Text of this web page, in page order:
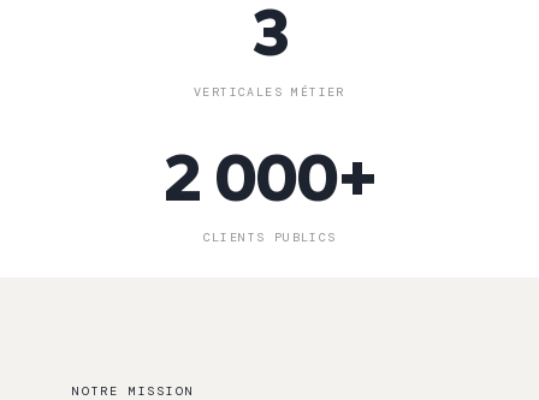
3
VERTICALES MÉTIER
2 000+
CLIENTS PUBLICS
NOTRE MISSION